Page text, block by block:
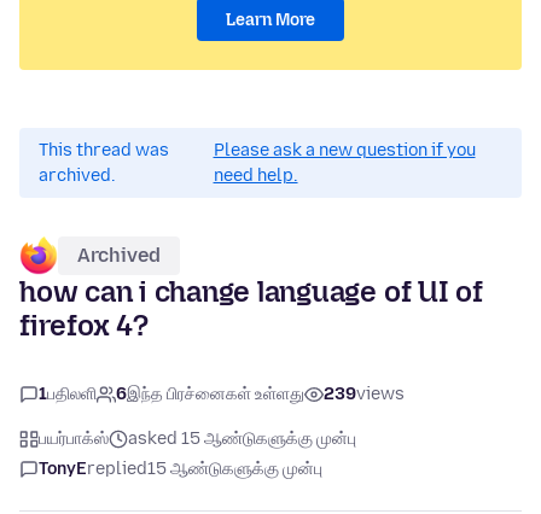
Learn More
This thread was
archived.
Please ask a new question if you
need help.
Archived
how can i change language of UI of
firefox 4?
1பதிலளி 6இந்த பிரச்னைகள் உள்ளது 239views
பயர்பாக்ஸ்
asked 15 ஆண்டுகளுக்கு முன்பு
TonyEreplied15 ஆண்டுகளுக்கு முன்பு